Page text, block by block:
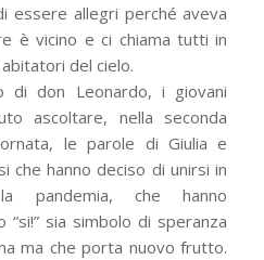
essere allegri perché aveva
è vicino e ci chiama tutti in
del cielo.
di don Leonardo, i giovani
ascoltare, nella seconda
le parole di Giulia e
che hanno deciso di unirsi in
pandemia, che hanno
sia simbolo di speranza
ma che porta nuovo frutto.